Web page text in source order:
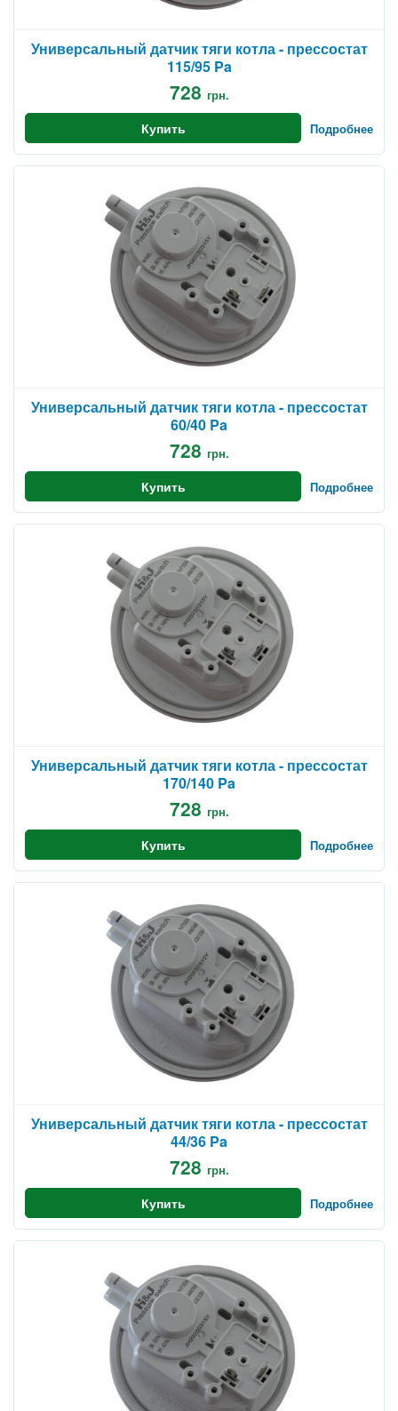
Универсальный датчик тяги котла - прессостат
115/95 Pa
728 грн.
Купить Подробнее
Универсальный датчик тяги котла - прессостат
60/40 Pa
728 грн.
Купить Подробнее
Универсальный датчик тяги котла - прессостат
170/140 Pa
728 грн.
Купить Подробнее
Универсальный датчик тяги котла - прессостат
44/36 Pa
728 грн.
Купить Подробнее